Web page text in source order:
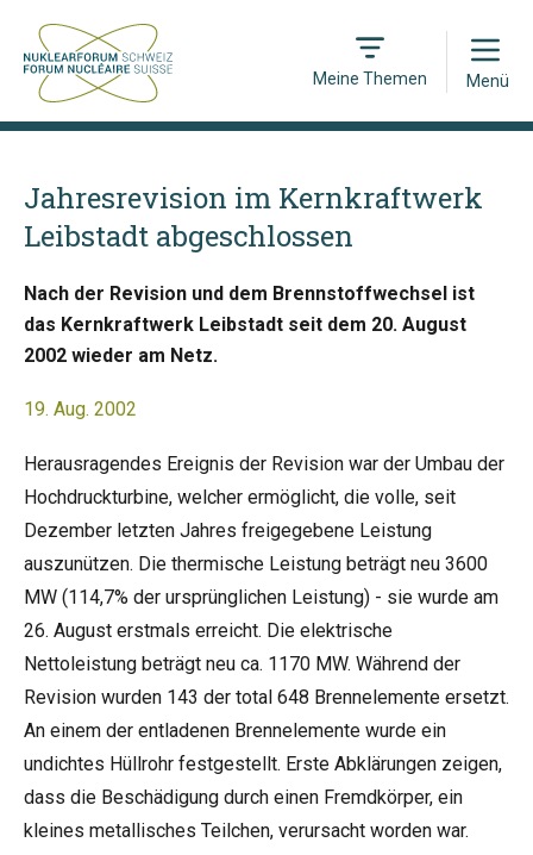
Meine Themen
Open
Menü
Jahresrevision im Kernkraftwerk
Leibstadt abgeschlossen
Nach der Revision und dem Brennstoffwechsel ist
das Kernkraftwerk Leibstadt seit dem 20. August
2002 wieder am Netz.
19. Aug. 2002
Herausragendes Ereignis der Revision war der Umbau der
Hochdruckturbine, welcher ermöglicht, die volle, seit
Dezember letzten Jahres freigegebene Leistung
auszunützen. Die thermische Leistung beträgt neu 3600
MW (114,7% der ursprünglichen Leistung) - sie wurde am
26. August erstmals erreicht. Die elektrische
Nettoleistung beträgt neu ca. 1170 MW. Während der
Revision wurden 143 der total 648 Brennelemente ersetzt.
An einem der entladenen Brennelemente wurde ein
undichtes Hüllrohr festgestellt. Erste Abklärungen zeigen,
dass die Beschädigung durch einen Fremdkörper, ein
kleines metallisches Teilchen, verursacht worden war.